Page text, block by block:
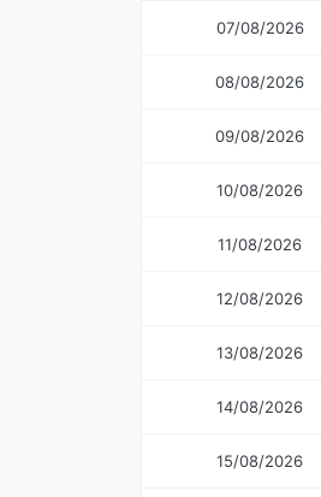
07/08/2026
08/08/2026
09/08/2026
10/08/2026
11/08/2026
12/08/2026
13/08/2026
14/08/2026
15/08/2026